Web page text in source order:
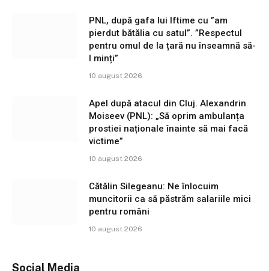
PNL, după gafa lui Iftime cu ”am
pierdut bătălia cu satul”. ”Respectul
pentru omul de la țară nu înseamnă să-
l minți”
10 august 2026
Apel după atacul din Cluj. Alexandrin
Moiseev (PNL): „Să oprim ambulanța
prostiei naționale înainte să mai facă
victime”
10 august 2026
Cătălin Silegeanu: Ne înlocuim
muncitorii ca să păstrăm salariile mici
pentru români
10 august 2026
Social Media